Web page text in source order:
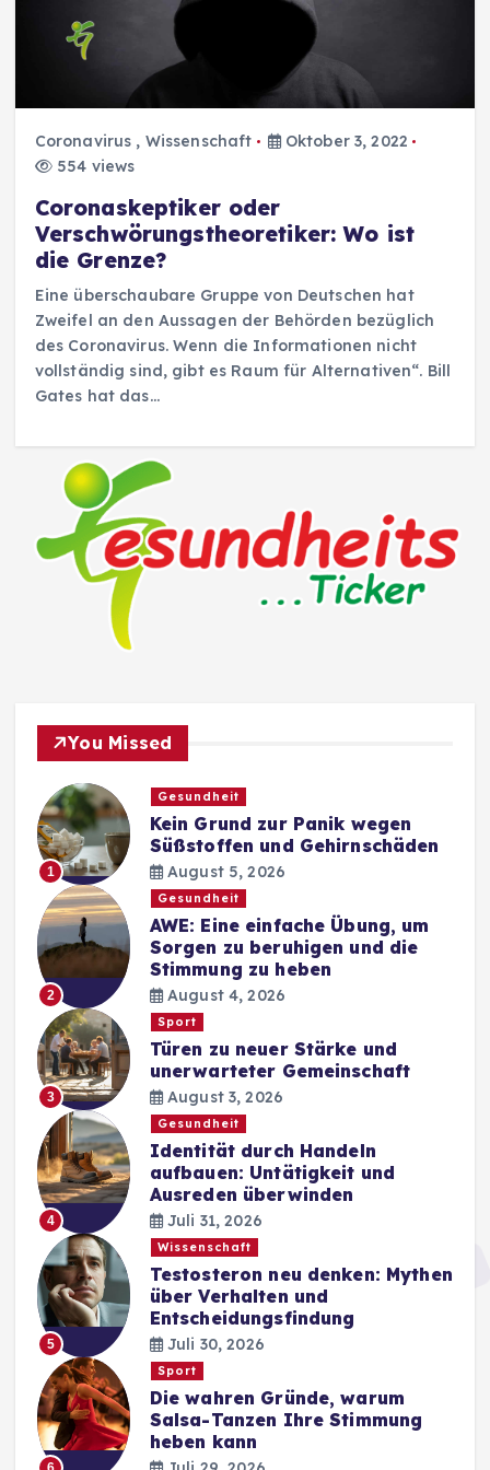
Coronavirus , Wissenschaft
Oktober 3, 2022
554 views
Coronaskeptiker oder
Verschwörungstheoretiker: Wo ist
die Grenze?
Eine überschaubare Gruppe von Deutschen hat
Zweifel an den Aussagen der Behörden bezüglich
des Coronavirus. Wenn die Informationen nicht
vollständig sind, gibt es Raum für Alternativen“. Bill
Gates hat das…
You Missed
1
Gesundheit
Kein Grund zur Panik wegen
Süßstoffen und Gehirnschäden
August 5, 2026
2
Gesundheit
AWE: Eine einfache Übung, um
Sorgen zu beruhigen und die
Stimmung zu heben
August 4, 2026
3
Sport
Türen zu neuer Stärke und
unerwarteter Gemeinschaft
August 3, 2026
4
Gesundheit
Identität durch Handeln
aufbauen: Untätigkeit und
Ausreden überwinden
Juli 31, 2026
5
Wissenschaft
Testosteron neu denken: Mythen
über Verhalten und
Entscheidungsfindung
Juli 30, 2026
Sport
Die wahren Gründe, warum
Salsa-Tanzen Ihre Stimmung
heben kann